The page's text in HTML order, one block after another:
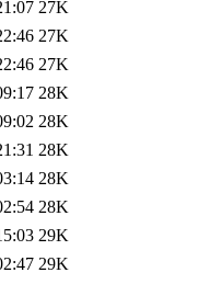
27K
27K
27K
28K
28K
28K
28K
28K
29K
29K